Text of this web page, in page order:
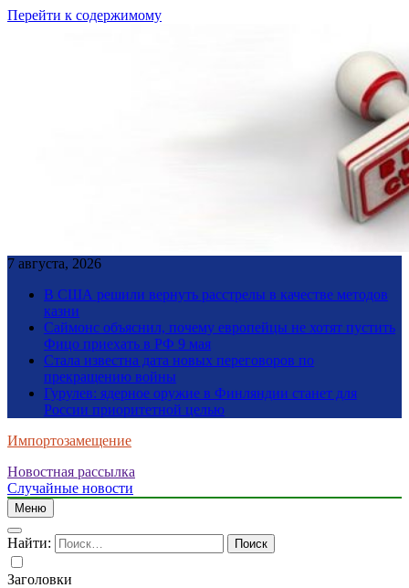
Перейти к содержимому
7 августа, 2026
В США решили вернуть расстрелы в качестве методов
казни
Саймонс объяснил, почему европейцы не хотят пустить
Фицо приехать в РФ 9 мая
Стала известна дата новых переговоров по
прекращению войны
Гурулев: ядерное оружие в Финляндии станет для
России приоритетной целью
Импортозамещение
Новостная рассылка
Случайные новости
Меню
Найти:
Заголовки